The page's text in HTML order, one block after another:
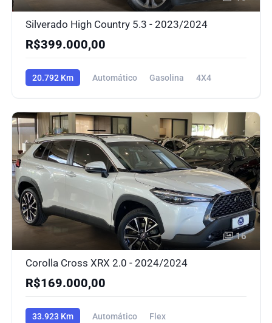
Silverado High Country 5.3 - 2023/2024
R$399.000,00
20.792 Km Automático Gasolina 4X4
16
Corolla Cross XRX 2.0 - 2024/2024
R$169.000,00
33.923 Km Automático Flex